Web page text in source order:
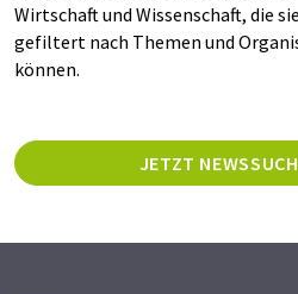
Wirtschaft und Wissenschaft, die
gefiltert nach Themen und
können.
JETZT